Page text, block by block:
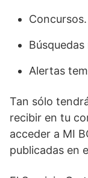
Concursos.
Alertas
Tan sólo
recibir en tu
acceder a MI
publicadas en